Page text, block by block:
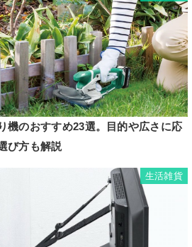
機のおすすめ23選。目的や広さに応
び方も解説
生活雑貨